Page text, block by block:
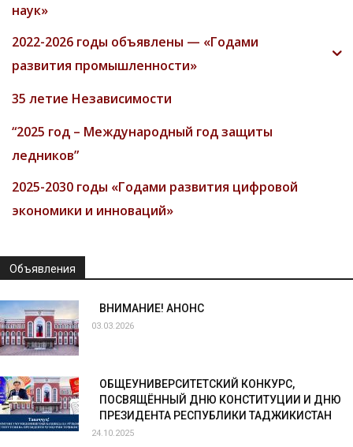
наук»
2022-2026 годы объявлены — «Годами
развития промышленности»
35 летие Независимости
“2025 год – Международный год защиты
ледников”
2025-2030 годы «Годами развития цифровой
экономики и инноваций»
Объявления
ВНИМАНИЕ! АНОНС
03.03.2026
ОБЩЕУНИВЕРСИТЕТСКИЙ КОНКУРС,
ПОСВЯЩЁННЫЙ ДНЮ КОНСТИТУЦИИ И ДНЮ
ПРЕЗИДЕНТА РЕСПУБЛИКИ ТАДЖИКИСТАН
24.10.2025